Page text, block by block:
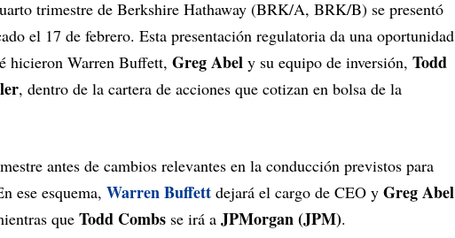
trimestre de Berkshire Hathaway (BRK/A, BRK/B) se presentó
el 17 de febrero. Esta presentación regulatoria da una oportunidad
hicieron Warren Buffett, Greg Abel y su equipo de inversión, Todd
, dentro de la cartera de acciones que cotizan en bolsa de la
antes de cambios relevantes en la conducción previstos para
ese esquema, Warren Buffett dejará el cargo de CEO y Greg Abel
que Todd Combs se irá a JPMorgan (JPM).